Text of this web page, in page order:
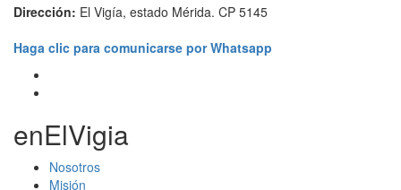
Dirección: El Vigía, estado Mérida. CP 5145
Haga clic para comunicarse por Whatsapp
enElVigia
Nosotros
Misión